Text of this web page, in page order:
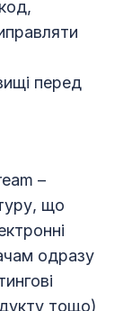
перед
–
що
одразу
тощо)